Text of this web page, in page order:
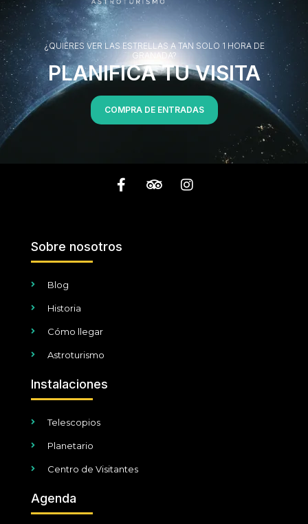
¿QUIERES VER LAS ESTRELLAS A TAN SOLO 1 HORA DE
GRANADA?
PLANIFICA TU VISITA
COMPRA DE ENTRADAS
Sobre nosotros
Blog
Historia
Cómo llegar
Astroturismo
Instalaciones
Telescopios
Planetario
Centro de Visitantes
Agenda